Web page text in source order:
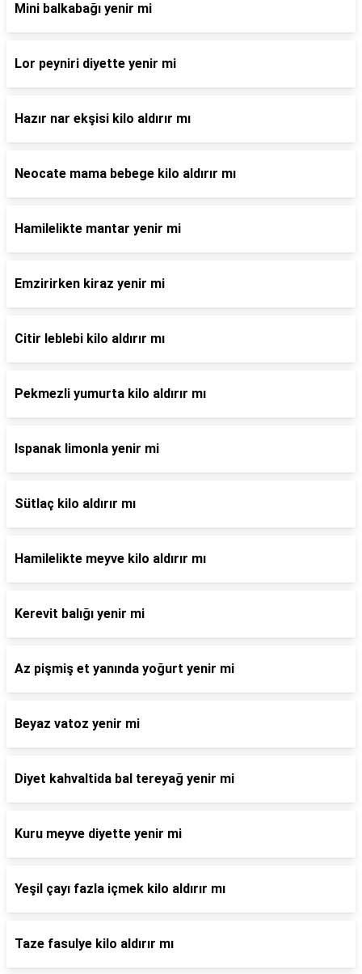
Mini balkabağı yenir mi
Lor peyniri diyette yenir mi
Hazır nar ekşisi kilo aldırır mı
Neocate mama bebege kilo aldırır mı
Hamilelikte mantar yenir mi
Emzirirken kiraz yenir mi
Citir leblebi kilo aldırır mı
Pekmezli yumurta kilo aldırır mı
Ispanak limonla yenir mi
Sütlaç kilo aldırır mı
Hamilelikte meyve kilo aldırır mı
Kerevit balığı yenir mi
Az pişmiş et yanında yoğurt yenir mi
Beyaz vatoz yenir mi
Diyet kahvaltida bal tereyağ yenir mi
Kuru meyve diyette yenir mi
Yeşil çayı fazla içmek kilo aldırır mı
Taze fasulye kilo aldırır mı